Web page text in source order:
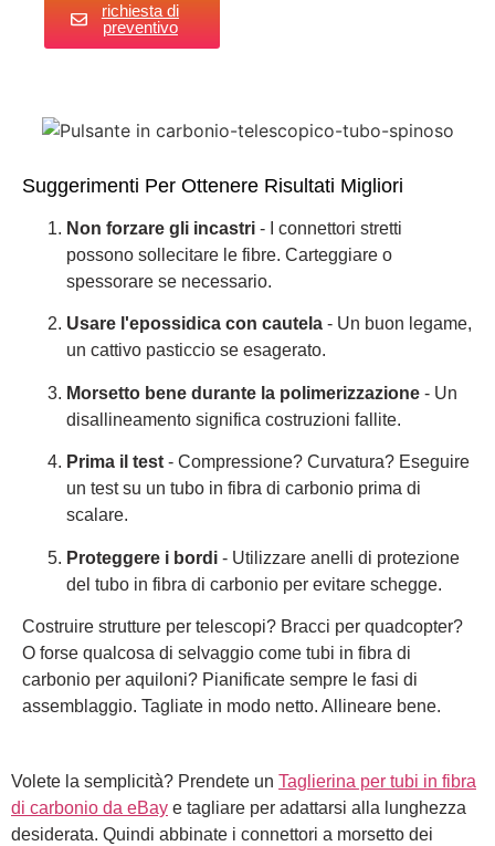
richiesta di
preventivo
Suggerimenti Per Ottenere Risultati Migliori
Non forzare gli incastri - I connettori stretti
possono sollecitare le fibre. Carteggiare o
spessorare se necessario.
Usare l'epossidica con cautela - Un buon legame,
un cattivo pasticcio se esagerato.
Morsetto bene durante la polimerizzazione - Un
disallineamento significa costruzioni fallite.
Prima il test - Compressione? Curvatura? Eseguire
un test su un tubo in fibra di carbonio prima di
scalare.
Proteggere i bordi - Utilizzare anelli di protezione
del tubo in fibra di carbonio per evitare schegge.
Costruire strutture per telescopi? Bracci per quadcopter?
O forse qualcosa di selvaggio come tubi in fibra di
carbonio per aquiloni? Pianificate sempre le fasi di
assemblaggio. Tagliate in modo netto. Allineare bene.
Volete la semplicità? Prendete un Taglierina per tubi in fibra
di carbonio da eBay e tagliare per adattarsi alla lunghezza
desiderata. Quindi abbinate i connettori a morsetto dei